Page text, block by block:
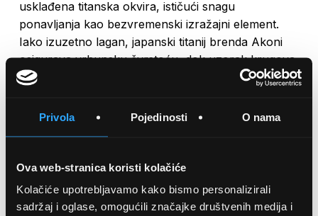
Privola Pojedinosti O nama
Ova web-stranica koristi kolačiće
Kolačiće upotrebljavamo kako bismo personalizirali
sadržaj i oglase, omogućili značajke društvenih medija i
usklađena titanska okvira, ističući snagu
ponavljanja kao bezvremenski izražajni element.
Iako izuzetno lagan, japanski titanij brenda Akoni
osigurava vrhunsku čvrstoću, dok uzorak krugova
na bočnim štitnicima elegantno odražava Akoni
Detalji